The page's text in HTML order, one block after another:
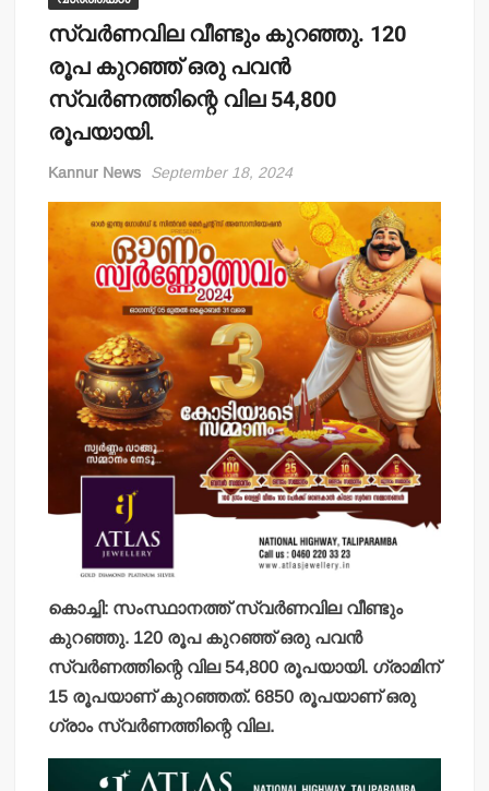
സ്വര്‍ണവില വീണ്ടും കുറഞ്ഞു. 120
രൂപ കുറഞ്ഞ് ഒരു പവന്‍
സ്വര്‍ണത്തിന്റെ വില 54,800
രൂപയായി.
Kannur News September 18, 2024
കൊച്ചി: സംസ്ഥാനത്ത് സ്വര്‍ണവില വീണ്ടും
കുറഞ്ഞു. 120 രൂപ കുറഞ്ഞ് ഒരു പവന്‍
സ്വര്‍ണത്തിന്റെ വില 54,800 രൂപയായി. ഗ്രാമിന്
15 രൂപയാണ് കുറഞ്ഞത്. 6850 രൂപയാണ് ഒരു
ഗ്രാം സ്വര്‍ണത്തിന്റെ വില.